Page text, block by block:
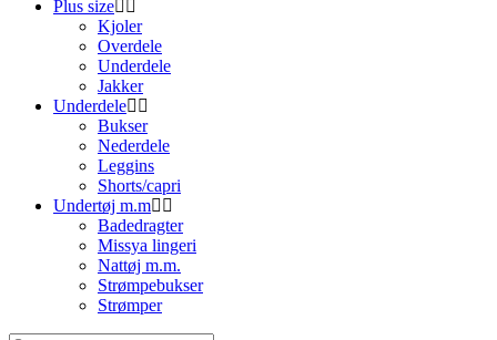
Plus size
Kjoler
Overdele
Underdele
Jakker
Underdele
Bukser
Nederdele
Leggins
Shorts/capri
Undertøj m.m
Badedragter
Missya lingeri
Nattøj m.m.
Strømpebukser
Strømper